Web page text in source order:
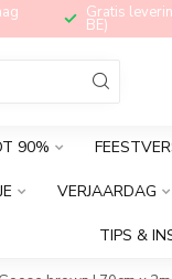
Gratis
BE)
90%
VERJAARDAG
TIPS &